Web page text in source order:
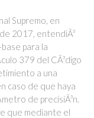
Supremo, en
2017, entendiÃ³
para la
379 del CÃ³digo
a una
caso de que haya
de precisiÃ³n.
que mediante el